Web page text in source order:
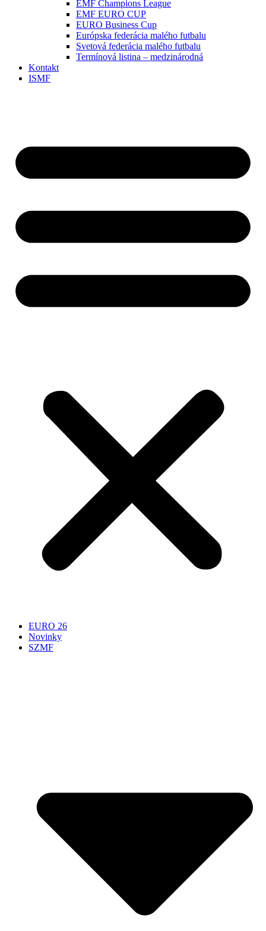
EMF Champions League
EMF EURO CUP
EURO Business Cup
Európska federácia malého futbalu
Svetová federácia malého futbalu
Termínová listina – medzinárodná
Kontakt
ISMF
EURO 26
Novinky
SZMF